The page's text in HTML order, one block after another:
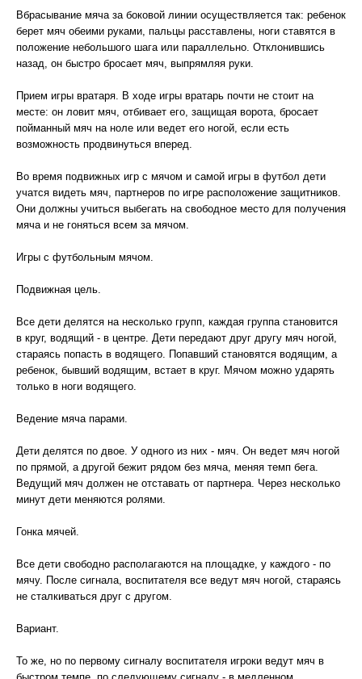
Вбрасывание мяча за боковой линии осуществляется так: ребенок
берет мяч обеими руками, пальцы расставлены, ноги ставятся в
положение небольшого шага или параллельно. Отклонившись
назад, он быстро бросает мяч, выпрямляя руки.
Прием игры вратаря. В ходе игры вратарь почти не стоит на
месте: он ловит мяч, отбивает его, защищая ворота, бросает
пойманный мяч на ноле или ведет его ногой, если есть
возможность продвинуться вперед.
Во время подвижных игр с мячом и самой игры в футбол дети
учатся видеть мяч, партнеров по игре расположение защитников.
Они должны учиться выбегать на свободное место для получения
мяча и не гоняться всем за мячом.
Игры с футбольным мячом.
Подвижная цель.
Все дети делятся на несколько групп, каждая группа становится
в круг, водящий - в центре. Дети передают друг другу мяч ногой,
стараясь попасть в водящего. Попавший становятся водящим, а
ребенок, бывший водящим, встает в круг. Мячом можно ударять
только в ноги водящего.
Ведение мяча парами.
Дети делятся по двое. У одного из них - мяч. Он ведет мяч ногой
по прямой, а другой бежит рядом без мяча, меняя темп бега.
Ведущий мяч должен не отставать от партнера. Через несколько
минут дети меняются ролями.
Гонка мячей.
Все дети свободно располагаются на площадке, у каждого - по
мячу. После сигнала, воспитателя все ведут мяч ногой, стараясь
не сталкиваться друг с другом.
Вариант.
То же, но по первому сигналу воспитателя игроки ведут мяч в